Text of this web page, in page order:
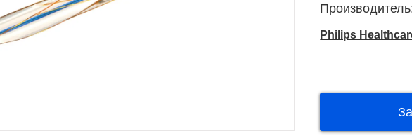
Philips